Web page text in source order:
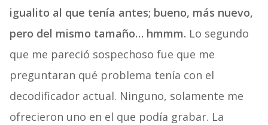
igualito al que tenía antes; bueno, más nuevo,
pero del mismo tamaño… hmmm. Lo segundo
que me pareció sospechoso fue que me
preguntaran qué problema tenía con el
decodificador actual. Ninguno, solamente me
ofrecieron uno en el que podía grabar. La